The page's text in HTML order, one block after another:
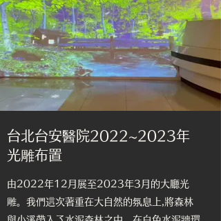
​台北台安醫院2022~2023年
光雕布置
由2022年12月展至2023年3月的大廳光
雕。我們這次著重在大自然的氛息上,將森林